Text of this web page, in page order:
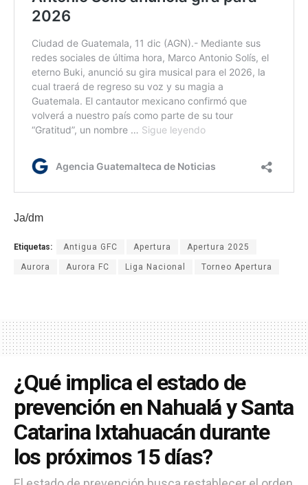
Ja/dm
Etiquetas: Antigua GFC Apertura Apertura 2025
Aurora Aurora FC Liga Nacional Torneo Apertura
¿Qué implica el estado de
prevención en Nahualá y Santa
Catarina Ixtahuacán durante
los próximos 15 días?